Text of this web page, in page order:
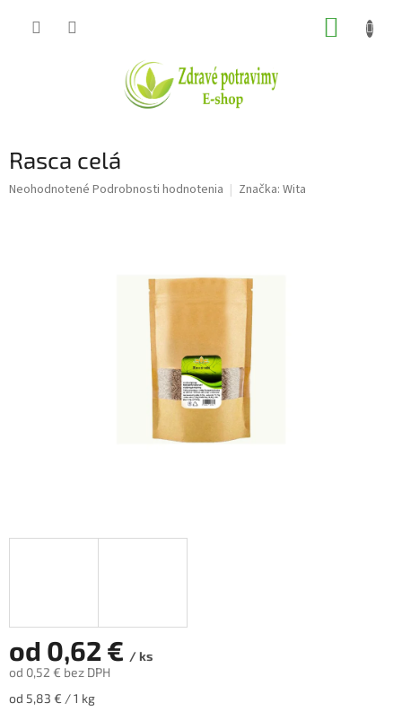
Rasca celá
Priemerné
Neohodnotené Podrobnosti hodnotenia Značka: Wita
od 0,62 € / ks
od 0,52 € bez DPH
Jednotková
od 5,83 € / 1 kg